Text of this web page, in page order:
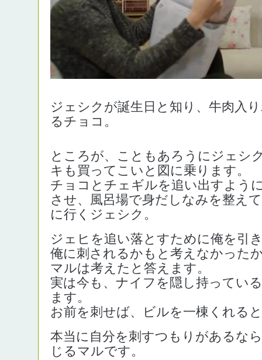
ジェシクが誕生日と知り、牛肉入
るチョコ。
ところが、こともあろうにジェシ
キも買ってこいと図に乗ります。
チョコとチェギルを追い出すよう
させ、風呂場で身だしなみを整え
に行くジェシク。
ジェヒを追い落とすために俺を引
俺に刺されるかもと考えなかった
マルは考えたと答えます。
実は今も、ナイフを隠し持ってい
ます。
お前を刺せば、ビルを一棟くれる
本当に自分を刺すつもりがあるな
じるマルです。